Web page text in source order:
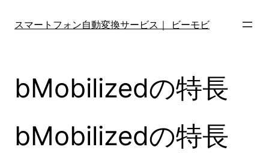
スマートフォン自動変換サービス｜ ビーモビ
bMobilizedの特長
bMobilizedの特長